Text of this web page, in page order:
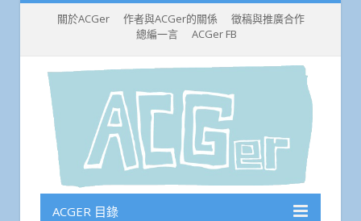
關於ACGer 作者與ACGer的關係
徵稿與推廣合作
總編一言
ACGer FB
ACGER 目錄